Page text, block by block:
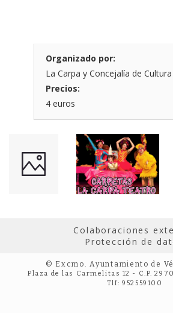
Organizado por:
La Carpa y Concejalía de
Precios:
4 euros
Colaboraciones
Protección de
© Excmo. Ayuntamiento de
Plaza de las Carmelitas 12 - C.P.
Tlf: 952559100